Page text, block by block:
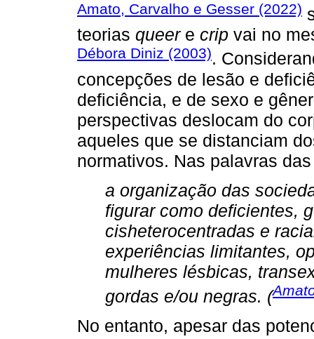
Amato, Carvalho e Gesser (2022)
teorias queere crip vai no
Débora Diniz (2003).
concepções de lesão e
deficiência, e de sexo e
perspectivas deslocam do
aqueles que se distanciam
normativos. Nas palavras
a organização das
figurar como deficientes,
cisheterocentradas e
experiências limitantes,
mulheres lésbicas,
gordas e/ou negras. (
No entanto, apesar das